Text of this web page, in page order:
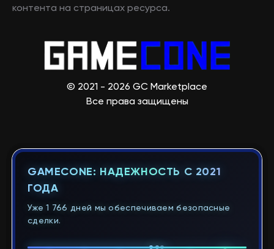
контента на страницах ресурса.
© 2021 - 2026 GC Marketplace
Все права защищены
GAMECONE: НАДЕЖНОСТЬ С 2021
ГОДА
Уже 1 766 дней мы обеспечиваем безопасные
сделки.